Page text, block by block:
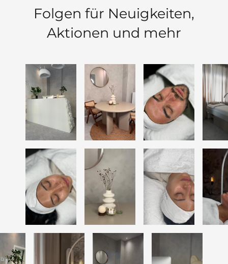
Folgen für Neuigkeiten,
Aktionen und mehr